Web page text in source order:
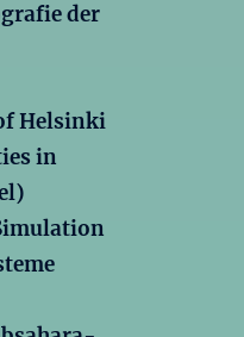
der
Helsinki
in